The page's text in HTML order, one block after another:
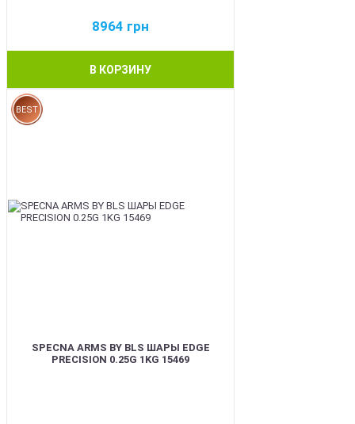
8964 грн
В КОРЗИНУ
BEST
SPECNA ARMS BY BLS ШАРЫ EDGE
PRECISION 0.25G 1KG 15469